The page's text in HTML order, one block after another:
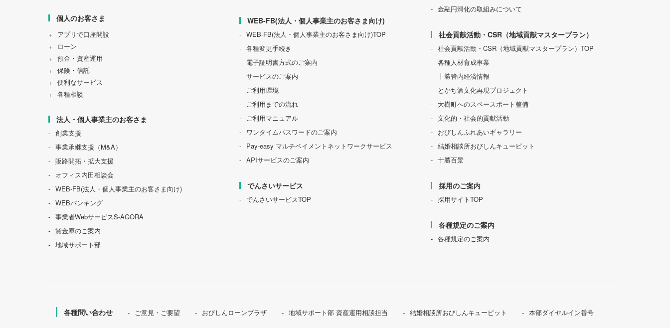
個人のお客さま
アプリで口座開設
ローン
預金・資産運用
保険・信託
便利なサービス
各種相談
法人・個人事業主のお客さま
創業支援
事業承継支援（M&A）
販路開拓・拡大支援
オフィス内田相談会
WEB-FB(法人・個人事業主のお客さま向け)
WEBバンキング
事業者WebサービスS-AGORA
貸金庫のご案内
地域サポート部
WEB-FB(法人・個人事業主のお客さま向け)
WEB-FB(法人・個人事業主のお客さま向け)TOP
各種変更手続き
電子証明書方式のご案内
サービスのご案内
ご利用環境
ご利用までの流れ
ご利用マニュアル
ワンタイムパスワードのご案内
Pay-easy マルチペイメントネットワークサービス
APIサービスのご案内
でんさいサービス
でんさいサービスTOP
金融円滑化の取組みについて
社会貢献活動・CSR（地域貢献マスタープラン）
社会貢献活動・CSR（地域貢献マスタープラン）TOP
各種人材育成事業
十勝管内経済情報
とかち酒文化再現プロジェクト
大樹町へのスペースポート整備
文化的・社会的貢献活動
おびしんふれあいギャラリー
結婚相談所おびしんキューピット
十勝百景
採用のご案内
採用サイトTOP
各種規定のご案内
各種規定のご案内
各種問い合わせ ご意見・ご要望 おびしんローンプラザ 地域サポート部 資産運用相談担当 結婚相談所おびしんキューピット 本部ダイヤルイン番号